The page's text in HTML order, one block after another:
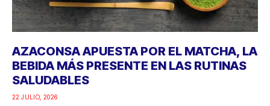
AZACONSA APUESTA POR EL MATCHA, LA
BEBIDA MÁS PRESENTE EN LAS RUTINAS
SALUDABLES
22 JULIO, 2026